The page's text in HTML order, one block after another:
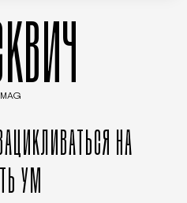
MAG
НА
УМ